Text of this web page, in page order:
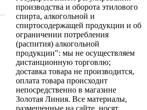
производства и оборота этилового
спирта, алкогольной и
спиртосодержащей продукции и об
ограничении потребления
(распития) алкогольной
продукции": мы не осуществляем
дистанционную торговлю;
доставка товара не производится,
оплата товара происходит
непосредственно в магазине
Золотая Линия. Все материалы,